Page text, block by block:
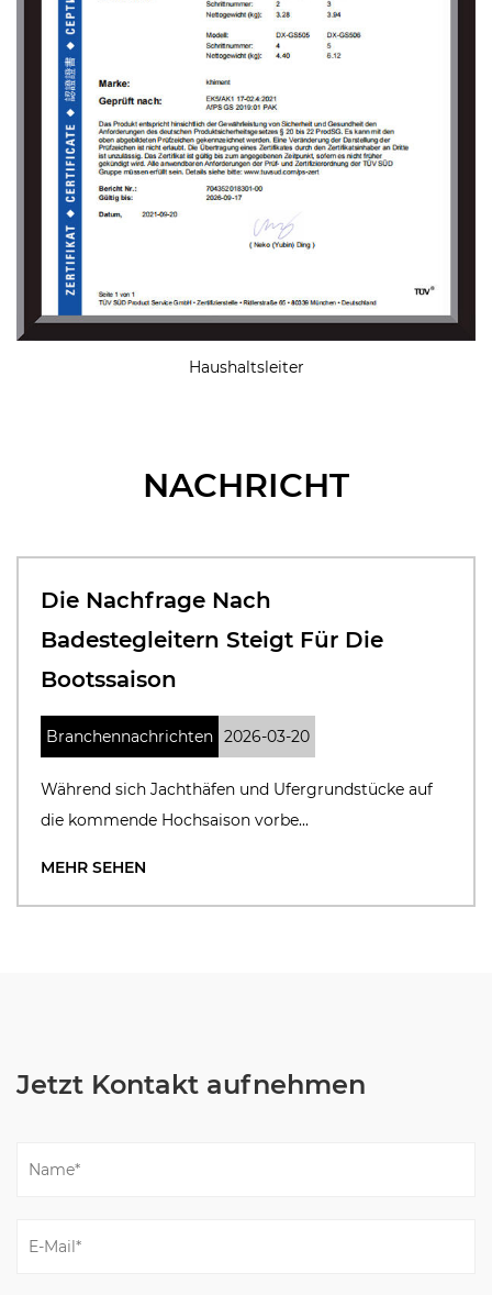
Haushaltsleiter
NACHRICHT
Die Nachfrage Nach
Badestegleitern Steigt Für Die
Bootssaison
Branchennachrichten 2026-03-20
Während sich Jachthäfen und Ufergrundstücke auf
die kommende Hochsaison vorbe...
MEHR SEHEN
Jetzt Kontakt aufnehmen